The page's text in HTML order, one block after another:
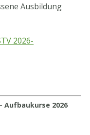
Ausbildung
2026-
Aufbaukurse 2026